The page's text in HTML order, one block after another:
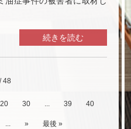
続きを読む
48
20 30 ... 39 40
... » 最後 »